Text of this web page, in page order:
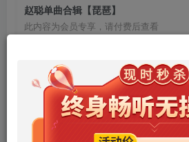
赵聪单曲合辑【琵琶】
此内容为会员专享，请付费后查看
9.9 99
年卡会员 免费
立即购买
您当前未登录！建议登陆